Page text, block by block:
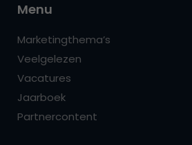
Menu
Marketingthema’s
Veelgelezen
Vacatures
Jaarboek
Partnercontent